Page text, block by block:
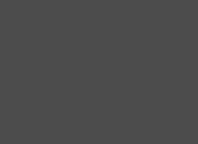
liegen. Da die
mit ausreichend Licht
stadtklima- und windfest.